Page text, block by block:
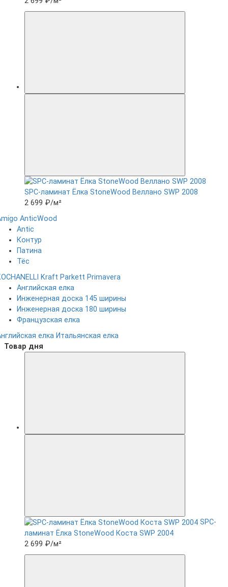
SPC-ламинат Ëлка StoneWood Веллано SWP 2008
2 699 ₽/м²
AnticWood
Antic
Контур
Патина
Тёс
Kraft Parkett Primavera
Английская елка
Инженерная доска 145 ширины
Инженерная доска 180 ширины
Французская елка
елка Итальянская елка
Товар дня
SPC-
ламинат Ëлка StoneWood Коста SWP 2004
2 699 ₽/м²